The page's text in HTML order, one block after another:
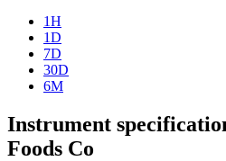
1H
1D
7D
30D
6M
Instrument
Foods Co